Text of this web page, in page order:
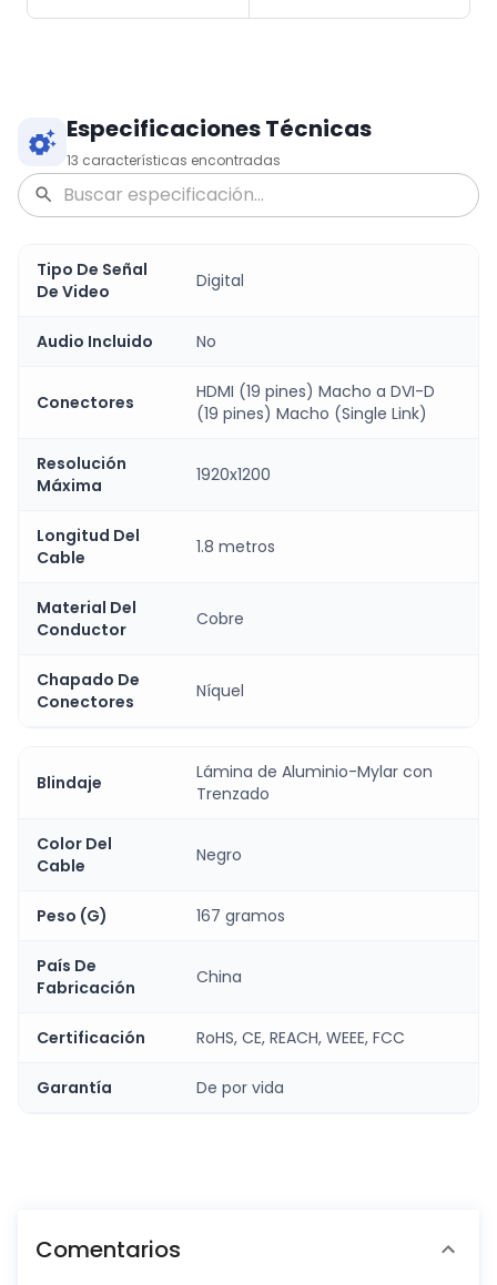
Especificaciones Técnicas
13 características encontradas
Tipo De Señal
De Video
Digital
Audio Incluido No
Conectores
HDMI (19 pines) Macho a DVI-D
(19 pines) Macho (Single Link)
Resolución
Máxima
1920x1200
Longitud Del
Cable
1.8 metros
Material Del
Conductor
Cobre
Chapado De
Conectores
Níquel
Blindaje
Lámina de Aluminio-Mylar con
Trenzado
Color Del
Cable
Negro
Peso (G) 167 gramos
País De
Fabricación
China
Certificación RoHS, CE, REACH, WEEE, FCC
Garantía De por vida
Comentarios